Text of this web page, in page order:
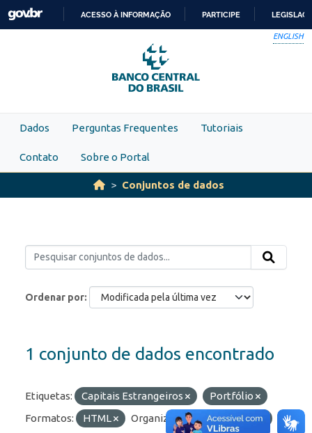
Skip to main content
PARA
O
CONTEÚDO
ACESSO À INFORMAÇÃO PARTICIPE
ENGLISH
Dados Perguntas Frequentes Tutoriais
Contato Sobre o Portal
Conjuntos de dados
Ordenar por
1 conjunto de dados encontrado
Etiquetas: Capitais Estrangeiros
Portfólio
Formatos:
HTML Organizações:
BCB/Dstat